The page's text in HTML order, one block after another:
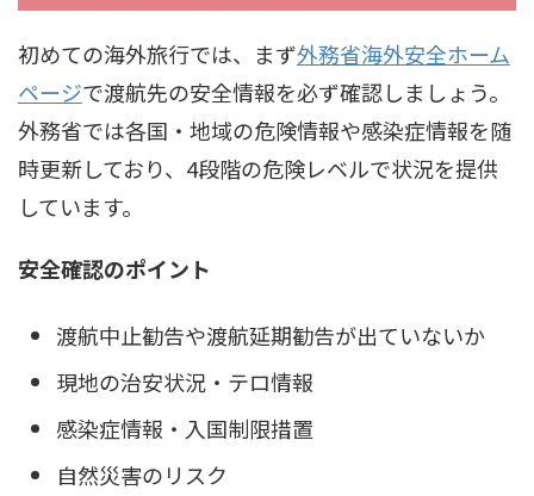
初めての海外旅行では、まず外務省海外安全ホーム
ページで渡航先の安全情報を必ず確認しましょう。
外務省では各国・地域の危険情報や感染症情報を随
時更新しており、4段階の危険レベルで状況を提供
しています。
安全確認のポイント
渡航中止勧告や渡航延期勧告が出ていないか
現地の治安状況・テロ情報
感染症情報・入国制限措置
自然災害のリスク